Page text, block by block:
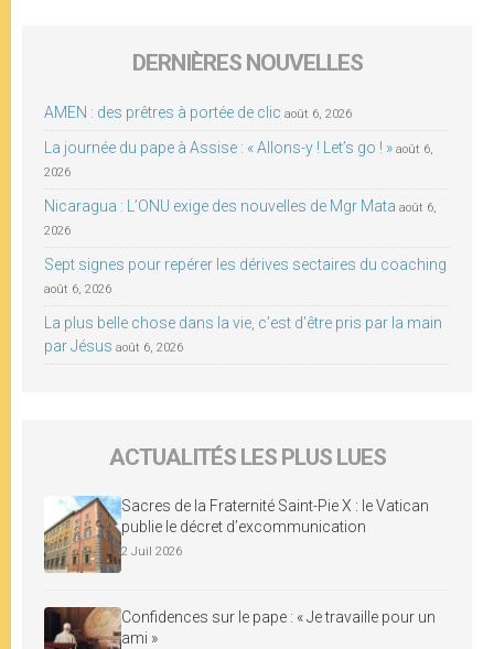
DERNIÈRES NOUVELLES
AMEN : des prêtres à portée de clic août 6, 2026
La journée du pape à Assise : « Allons-y ! Let’s go ! » août 6,
2026
Nicaragua : L’ONU exige des nouvelles de Mgr Mata août 6,
2026
Sept signes pour repérer les dérives sectaires du coaching
août 6, 2026
La plus belle chose dans la vie, c’est d’être pris par la main
par Jésus août 6, 2026
ACTUALITÉS LES PLUS LUES
Sacres de la Fraternité Saint-Pie X : le Vatican
publie le décret d’excommunication
2 Juil 2026
Confidences sur le pape : « Je travaille pour un
ami »